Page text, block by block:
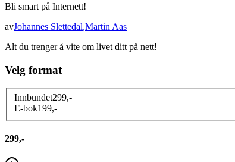
Bli smart på Internett!
avJohannes Slettedal,Martin Aas
Alt du trenger å vite om livet ditt på nett!
Velg format
Innbundet299,-
E-bok199,-
299,-